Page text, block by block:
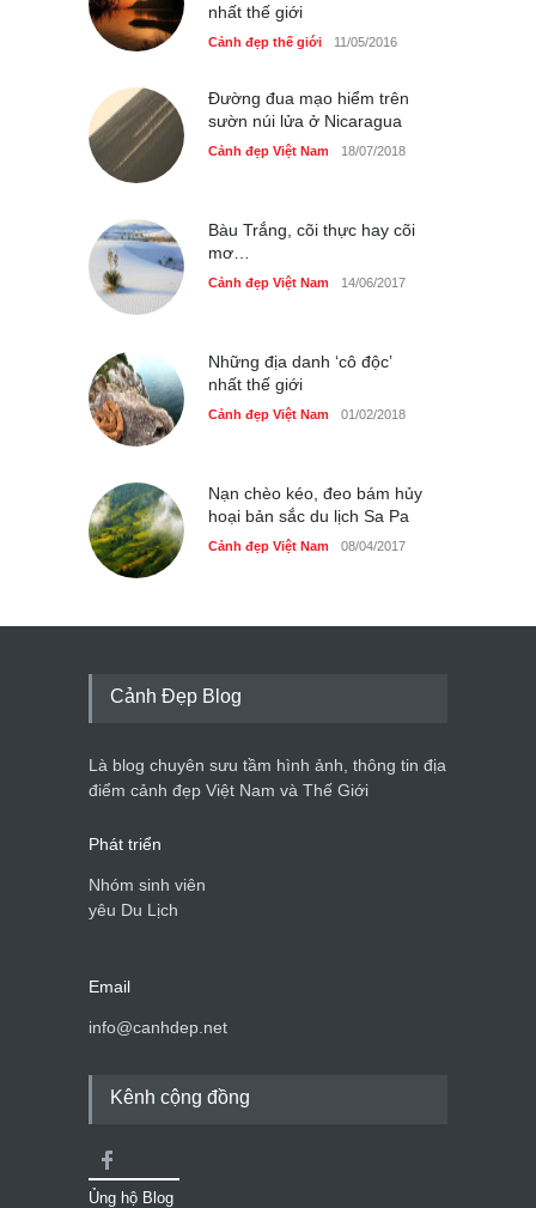
Bán đảo Sơn Trà sẽ là khu
du lịch quốc gia
nhất thế giới
Cảnh đẹp thế giới 11/05/2016
Đường đua mạo hiểm trên
sườn núi lửa ở Nicaragua
Cảnh đẹp Việt Nam 18/07/2018
Bàu Trắng, cõi thực hay cõi
mơ…
Cảnh đẹp Việt Nam 14/06/2017
Những địa danh ‘cô độc’
nhất thế giới
Cảnh đẹp Việt Nam 01/02/2018
Nạn chèo kéo, đeo bám hủy
hoại bản sắc du lịch Sa Pa
Cảnh đẹp Việt Nam 08/04/2017
Cảnh Đẹp Blog
Là blog chuyên sưu tầm hình ảnh, thông tin địa
điểm cảnh đẹp Việt Nam và Thế Giới
Phát triển
Nhóm sinh viên
yêu Du Lịch
Email
info@canhdep.net
Kênh cộng đồng
Ủng hộ Blog